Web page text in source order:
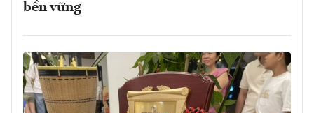
bền vững